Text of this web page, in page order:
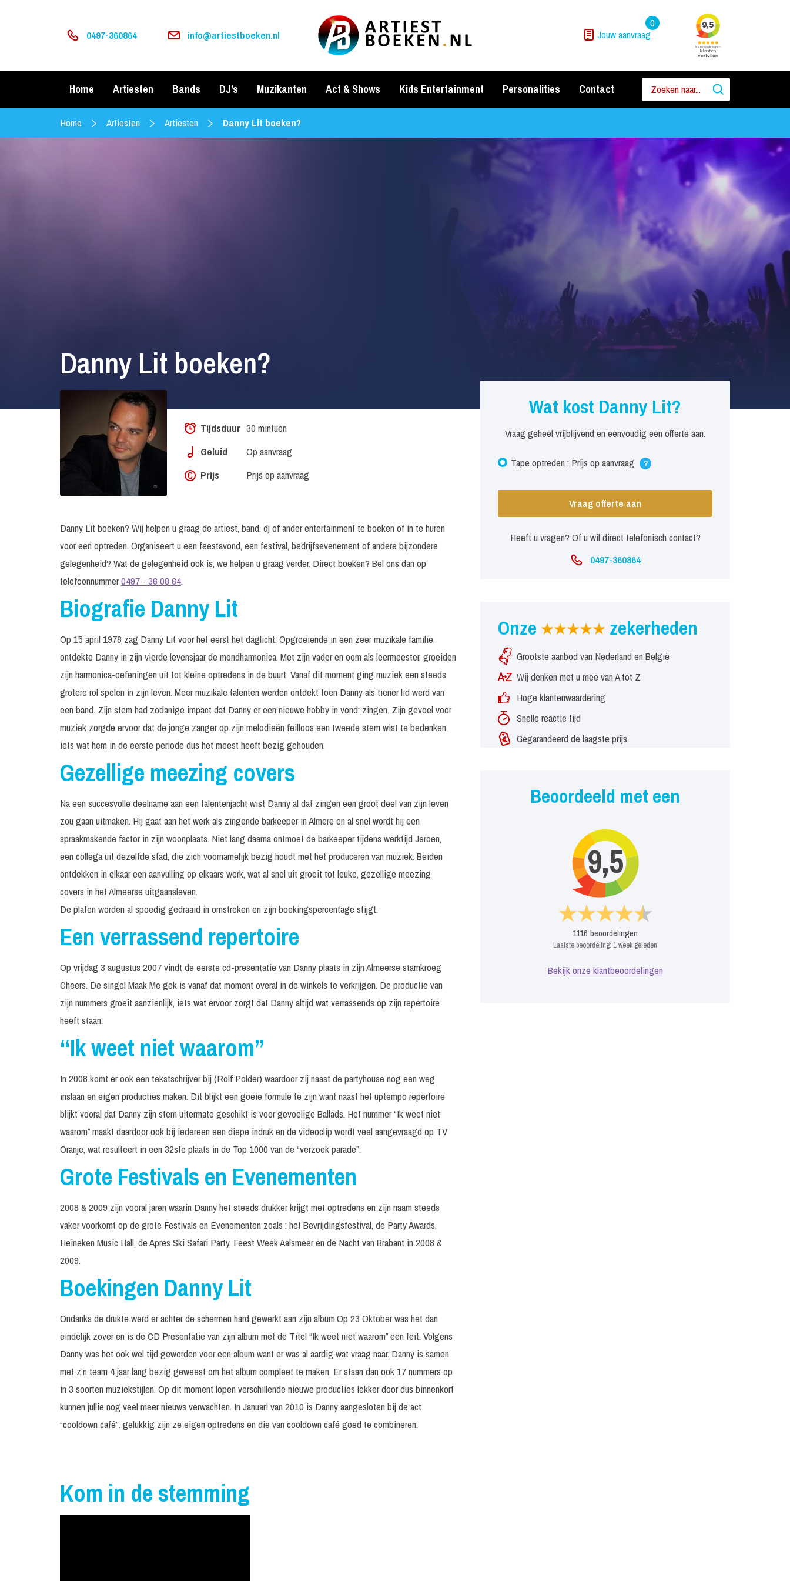
0497-360864 info@artiestboeken.nl Jouw aanvraag
0
Home Artiesten Bands DJ’s Muzikanten Act & Shows Kids Entertainment Personalities Contact
Home Artiesten Artiesten Danny Lit boeken?
Danny Lit boeken?
Tijdsduur 30 mintuen
Geluid
Op aanvraag
Prijs
Prijs op aanvraag
Danny Lit boeken? Wij helpen u graag de artiest, band, dj of ander entertainment te boeken of in te huren
voor een optreden. Organiseert u een feestavond, een festival, bedrijfsevenement of andere bijzondere
gelegenheid? Wat de gelegenheid ook is, we helpen u graag verder. Direct boeken? Bel ons dan op
telefoonnummer0497 - 36 08 64.
Biografie Danny Lit
Op 15 april 1978 zag Danny Lit voor het eerst het daglicht. Opgroeiende in een zeer muzikale familie,
ontdekte Danny in zijn vierde levensjaar de mondharmonica. Met zijn vader en oom als leermeester, groeiden
zijn harmonica-oefeningen uit tot kleine optredens in de buurt. Vanaf dit moment ging muziek een steeds
grotere rol spelen in zijn leven. Meer muzikale talenten werden ontdekt toen Danny als tiener lid werd van
een band. Zijn stem had zodanige impact dat Danny er een nieuwe hobby in vond: zingen. Zijn gevoel voor
muziek zorgde ervoor dat de jonge zanger op zijn melodieën feilloos een tweede stem wist te bedenken,
iets wat hem in de eerste periode dus het meest heeft bezig gehouden.
Gezellige meezing covers
Na een succesvolle deelname aan een talentenjacht wist Danny al dat zingen een groot deel van zijn leven
zou gaan uitmaken. Hij gaat aan het werk als zingende barkeeper in Almere en al snel wordt hij een
spraakmakende factor in zijn woonplaats. Niet lang daarna ontmoet de barkeeper tijdens werktijd Jeroen,
een collega uit dezelfde stad, die zich voornamelijk bezig houdt met het produceren van muziek. Beiden
ontdekken in elkaar een aanvulling op elkaars werk, wat al snel uit groeit tot leuke, gezellige meezing
covers in het Almeerse uitgaansleven.
De platen worden al spoedig gedraaid in omstreken en zijn boekingspercentage stijgt.
Een verrassend repertoire
Op vrijdag 3 augustus 2007 vindt de eerste cd-presentatie van Danny plaats in zijn Almeerse stamkroeg
Cheers. De singel Maak Me gek is vanaf dat moment overal in de winkels te verkrijgen. De productie van
zijn nummers groeit aanzienlijk, iets wat ervoor zorgt dat Danny altijd wat verrassends op zijn repertoire
heeft staan.
“Ik weet niet waarom”
In 2008 komt er ook een tekstschrijver bij (Rolf Polder) waardoor zij naast de partyhouse nog een weg
inslaan en eigen producties maken. Dit blijkt een goeie formule te zijn want naast het uptempo repertoire
blijkt vooral dat Danny zijn stem uitermate geschikt is voor gevoelige Ballads. Het nummer “Ik weet niet
waarom” maakt daardoor ook bij iedereen een diepe indruk en de videoclip wordt veel aangevraagd op TV
Oranje, wat resulteert in een 32ste plaats in de Top 1000 van de “verzoek parade”.
Grote Festivals en Evenementen
2008 & 2009 zijn vooral jaren waarin Danny het steeds drukker krijgt met optredens en zijn naam steeds
vaker voorkomt op de grote Festivals en Evenementen zoals : het Bevrijdingsfestival, de Party Awards,
Heineken Music Hall, de Apres Ski Safari Party, Feest Week Aalsmeer en de Nacht van Brabant in 2008 &
2009.
Boekingen Danny Lit
Ondanks de drukte werd er achter de schermen hard gewerkt aan zijn album.Op 23 Oktober was het dan
eindelijk zover en is de CD Presentatie van zijn album met de Titel “Ik weet niet waarom” een feit. Volgens
Danny was het ook wel tijd geworden voor een album want er was al aardig wat vraag naar. Danny is samen
met z’n team 4 jaar lang bezig geweest om het album compleet te maken. Er staan dan ook 17 nummers op
in 3 soorten muziekstijlen. Op dit moment lopen verschillende nieuwe producties lekker door dus binnenkort
kunnen jullie nog veel meer nieuws verwachten. In Januari van 2010 is Danny aangesloten bij de act
“cooldown café”. gelukkig zijn ze eigen optredens en die van cooldown café goed te combineren.
Kom in de stemming
Wat kost Danny Lit?
Vraag geheel vrijblijvend en eenvoudig een offerte aan.
Tape optreden : Prijs op aanvraag ?
Vraag offerte aan
Heeft u vragen? Of u wil direct telefonisch contact?
0497-360864
Onze zekerheden
Grootste aanbod van Nederland en België
Wij denken met u mee van A tot Z
Hoge klantenwaardering
Snelle reactie tijd
Gegarandeerd de laagste prijs
Beoordeeld met een
9,5
1116 beoordelingen
Laatste beoordeling: 1 week geleden
Bekijk onze klantbeoordelingen